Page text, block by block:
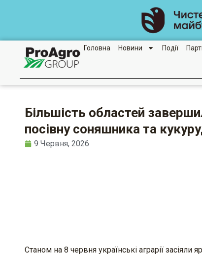
Головна Новини Події
Більшість областей
посівну соняшника та
9 Червня, 2026
Станом на 8 червня українські аграрії